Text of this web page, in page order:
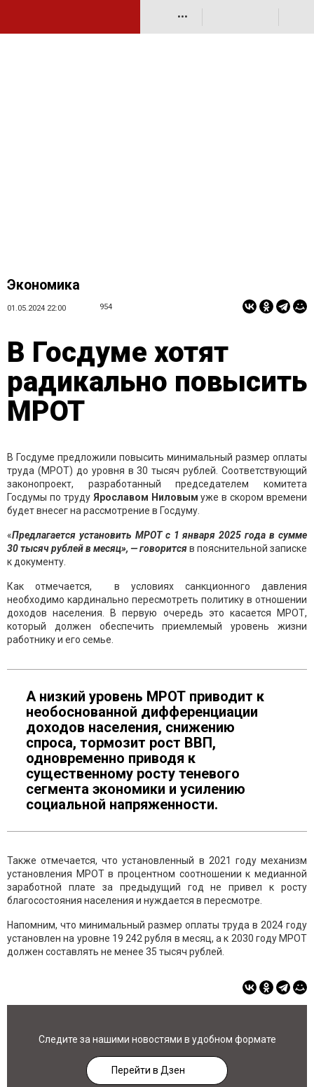
•••
Экономика
01.05.2024 22:00 954
В Госдуме хотят
радикально повысить
МРОТ
В Госдуме предложили повысить минимальный размер оплаты
труда (МРОТ) до уровня в 30 тысяч рублей. Соответствующий
законопроект, разработанный председателем комитета
Госдумы по труду Ярославом Ниловымуже в скором времени
будет внесег на рассмотрение в Госдуму.
«Предлагается установить МРОТ с 1 января 2025 года в сумме
30 тысяч рублей в месяц», — говоритсяв пояснительной записке
к документу.
Как отмечается, в условиях санкционного давления
необходимо кардинально пересмотреть политику в отношении
доходов населения. В первую очередь это касается МРОТ,
который должен обеспечить приемлемый уровень жизни
работнику и его семье.
А низкий уровень МРОТ приводит к
необоснованной дифференциации
доходов населения, снижению
спроса, тормозит рост ВВП,
одновременно приводя к
существенному росту теневого
сегмента экономики и усилению
социальной напряженности.
Также отмечается, что установленный в 2021 году механизм
установления МРОТ в процентном соотношении к медианной
заработной плате за предыдущий год не привел к росту
благосостояния населения и нуждается в пересмотре.
Напомним, что минимальный размер оплаты труда в 2024 году
установлен на уровне 19 242 рубля в месяц, ак 2030 году МРОТ
должен составлять не менее 35 тысяч рублей.
Следите за нашими новостями в удобном формате
Перейти в Дзен